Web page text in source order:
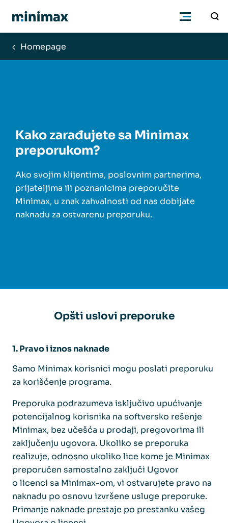
Preduzeća
Cenovnik
Podrška
Znanje
Homepage
Kako zarađujete sa Minimax
preporukom?
Ako svojim klijentima, poslovnim partnerima,
prijateljima ili poznanicima preporučite
Minimax, u znak zahvalnosti od nas dobijate
naknadu za ostvarenu preporuku.
Opšti uslovi preporuke
1. Pravo i iznos naknade
Samo Minimax korisnici mogu poslati preporuku
za korišćenje programa.
Preporuka podrazumeva isključivo upućivanje
potencijalnog korisnika na softversko rešenje
Minimax, bez učešća u prodaji, pregovorima ili
zaključenju ugovora. Ukoliko se preporuka
realizuje, odnosno ukoliko lice kome je Minimax
preporučen samostalno zaključi Ugovor
o licenci sa Minimax-om, vi ostvarujete pravo na
naknadu po osnovu izvršene usluge preporuke.
Primanje naknade prestaje po prestanku vašeg